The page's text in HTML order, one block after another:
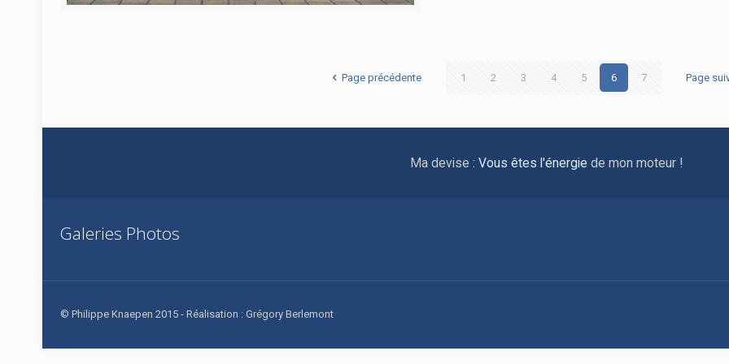
Page précédente 1 2 3 4 5 6 7 Page
Ma devise :Vous êtes l'énergiede mon moteur !
Galeries Photos
© Philippe Knaepen 2015 - Réalisation : Grégory Berlemont